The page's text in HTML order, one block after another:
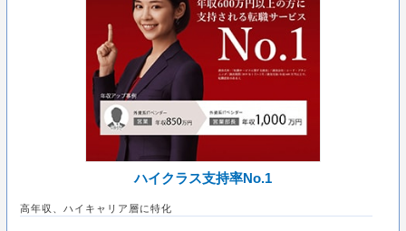
ハイクラス支持率No.1
高年収、ハイキャリア層に特化